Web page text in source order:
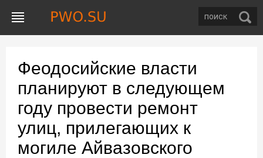
Феодосийские власти
планируют в следующем
году провести ремонт
улиц, прилегающих к
могиле Айвазовского